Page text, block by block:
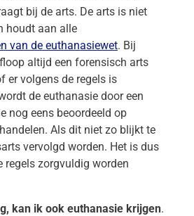
bij de arts. De arts is niet
houdt aan alle
van de euthanasiewet. Bij
altijd een forensisch arts
er volgens de regels is
de euthanasie door een
nog eens beoordeeld op
Als dit niet zo blijkt te
vervolgd worden. Het is dus
regels zorgvuldig worden
kan ik ook euthanasie krijgen.